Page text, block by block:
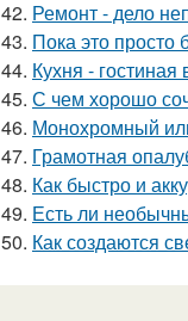
42. Ремонт - дело
43. Пока это
44. Кухня - гостиная
45. С чем хорошо
46. Монохромный
47. Грамотная
48. Как быстро и
49. Есть ли
50. Как создаются